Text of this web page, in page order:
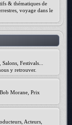
& thématiques de
voyage dans le
Festivals...
y retrouver.
Morane, Prix
Acteurs,